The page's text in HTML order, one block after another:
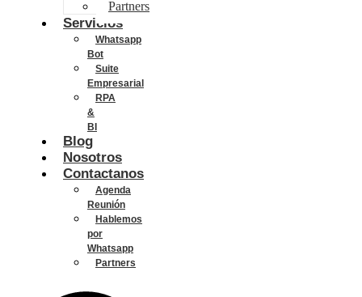
Partners
Servicios
Whatsapp
Bot
Suite
Empresarial
RPA
&
BI
Blog
Nosotros
Contactanos
Agenda
Reunión
Hablemos
por
Whatsapp
Partners